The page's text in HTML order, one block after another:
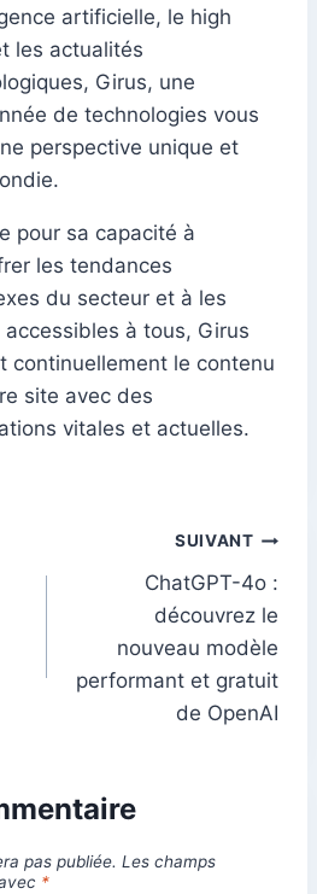
artificielle, le high
les actualités
Girus, une
de technologies vous
perspective unique et
pour sa capacité à
les tendances
du secteur et à les
accessibles à tous, Girus
continuellement le contenu
site avec des
vitales et actuelles.
SUIVANT
ChatGPT-4o :
découvrez le
nouveau modèle
performant et gratuit
de OpenAI
pas publiée. Les champs
*